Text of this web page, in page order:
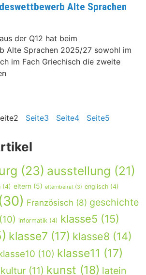
Alte Sprachen
der Q12 hat beim
Alte Sprachen 2025/27 sowohl im
im Fach Griechisch die zweite
2 Seite3 Seite4 Seite5
(23) ausstellung (21)
(4) eltern (5) elternbeirat (3) englisch (4)
(30) Französisch (8) geschichte
(10) informatik (4) klasse5 (15)
klasse7 (17) klasse8 (14)
(10) klasse11 (17)
kultur (11) kunst (18) latein